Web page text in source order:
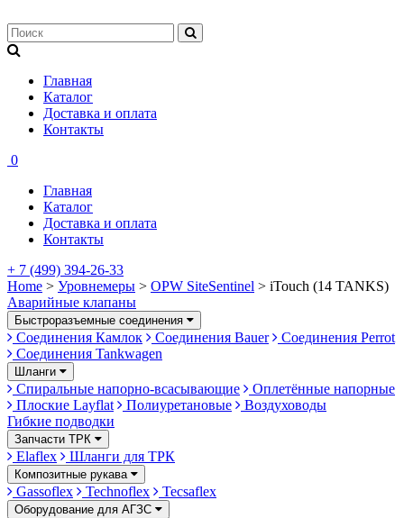
Главная
Каталог
Доставка и оплата
Контакты
0
Главная
Каталог
Доставка и оплата
Контакты
+ 7 (499) 394-26-33
Home > Уровнемеры > OPW SiteSentinel > iTouch (14 TANKS)
Аварийные клапаны
Быстроразъемные соединения
Соединения Камлок Соединения Bauer
Соединения Perrot
Соединения Tankwagen
Шланги
Спиральные напорно-всасывающие
Оплетённые напорные
Плоские Layflat
Полиуретановые
Воздуховоды
Гибкие подводки
Запчасти ТРК
Elaflex Шланги для ТРК
Композитные рукава
Gassoflex Technoflex Tecsaflex
Оборудование для АГЗС